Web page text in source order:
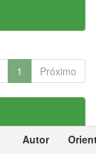
1 Próximo
Autor